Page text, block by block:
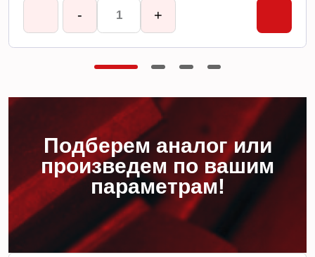
- +
Подберем аналог или
произведем по вашим
параметрам!